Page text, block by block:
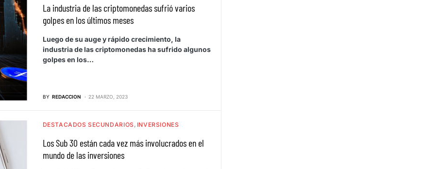
La industria de las criptomonedas sufrió varios
golpes en los últimos meses
Luego de su auge y rápido crecimiento, la
industria de las criptomonedas ha sufrido algunos
golpes en los…
BY REDACCION 22 MARZO, 2023
DESTACADOS SECUNDARIOS INVERSIONES
Los Sub 30 están cada vez más involucrados en el
mundo de las inversiones